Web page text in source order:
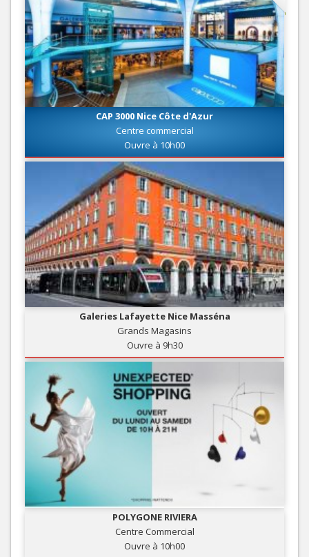
CAP 3000 Nice Côte d'Azur
Centre commercial
Ouvre à 10h00
Galeries Lafayette Nice Masséna
Grands Magasins
Ouvre à 9h30
POLYGONE RIVIERA
Centre Commercial
Ouvre à 10h00